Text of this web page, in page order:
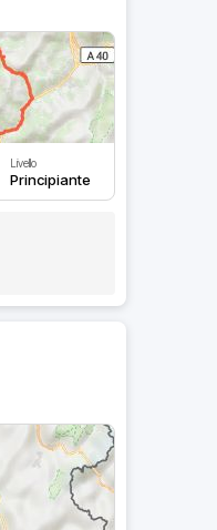
Livello
Principiante